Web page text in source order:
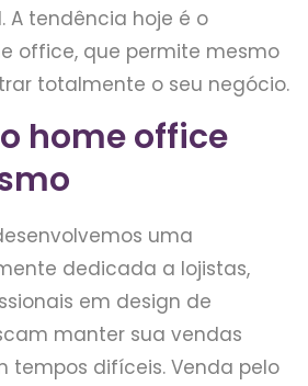
A tendência hoje é o
office, que permite mesmo
totalmente o seu negócio.
home office
uma
dedicada a lojistas,
em design de
manter sua vendas
tempos difíceis. Venda pelo